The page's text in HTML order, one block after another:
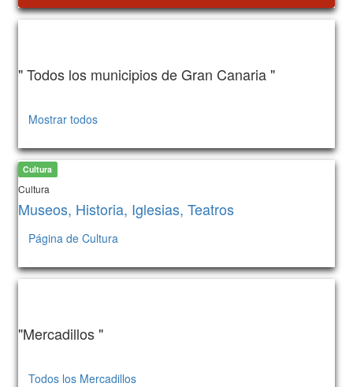
" Todos los municipios de Gran Canaria "
Mostrar todos
Cultura
Cultura
Museos, Historia, Iglesias, Teatros
Página de Cultura
"Mercadillos "
Todos los Mercadillos